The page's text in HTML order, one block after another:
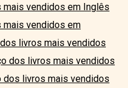
vendidos em Inglês
mais vendidos em
livros mais vendidos
dos livros mais vendidos
dos livros mais vendidos